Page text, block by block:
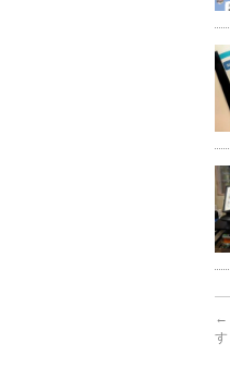
←
す